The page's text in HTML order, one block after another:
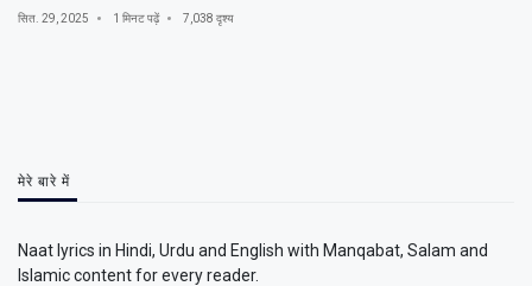
सित. 29, 2025 1 मिनट पढ़ें 7,038 दृश्य
मेरे बारे में
Naat lyrics in Hindi, Urdu and English with Manqabat, Salam and
Islamic content for every reader.